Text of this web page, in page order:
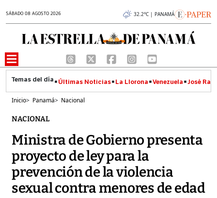
SÁBADO 08 AGOSTO 2026 32.2°C | PANAMÁ
Últimas Noticias La Llorona Venezuela José
Inicio> Panamá> Nacional
NACIONAL
Ministra de Gobierno presenta
proyecto de ley para la
prevención de la violencia
sexual contra menores de edad